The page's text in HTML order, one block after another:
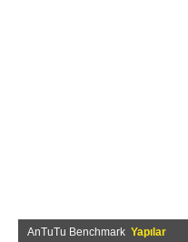
AnTuTu Benchmark Yapılar